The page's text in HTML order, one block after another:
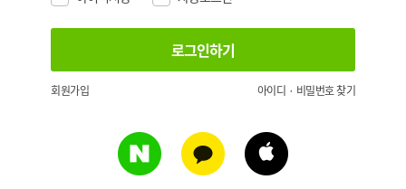
회원가입 아이디 · 비밀번호 찾기